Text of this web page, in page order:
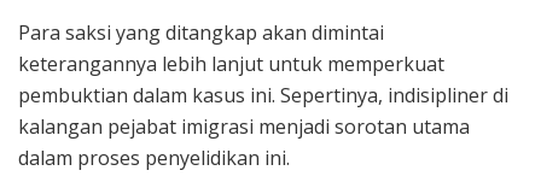
Para saksi yang ditangkap akan dimintai
keterangannya lebih lanjut untuk memperkuat
pembuktian dalam kasus ini. Sepertinya, indisipliner di
kalangan pejabat imigrasi menjadi sorotan utama
dalam proses penyelidikan ini.